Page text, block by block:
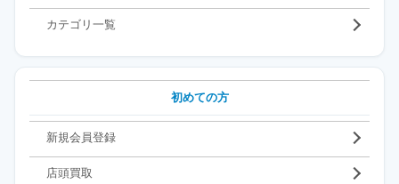
カテゴリ一覧
初めての方
新規会員登録
店頭買取